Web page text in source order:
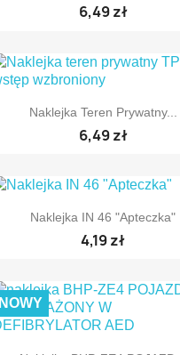
6,49 zł
Naklejka Teren Prywatny...
6,49 zł
Naklejka IN 46 "Apteczka"
4,19 zł
NOWY